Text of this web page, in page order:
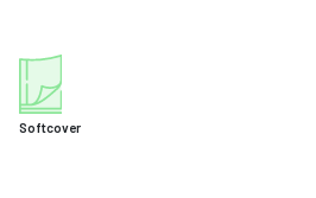
Softcover